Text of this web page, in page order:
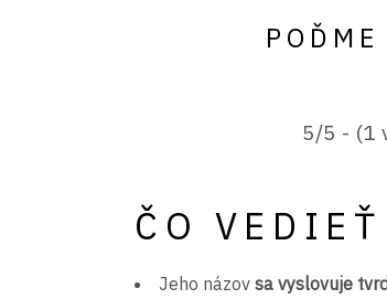
5/5 - (1
ČO
Jeho názov sa vyslovuje